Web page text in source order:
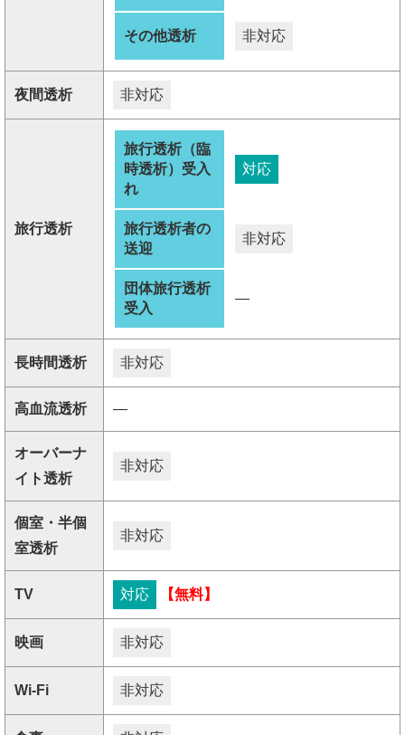
その他透析 非対応
夜間透析 非対応
旅行透析
旅行透析（臨
時透析）受入
れ
対応
旅行透析者の
送迎
非対応
団体旅行透析
受入
―
長時間透析 非対応
高血流透析 ―
オーバーナ
イト透析
非対応
個室・半個
室透析
非対応
TV 対応 【無料】
映画 非対応
Wi-Fi 非対応